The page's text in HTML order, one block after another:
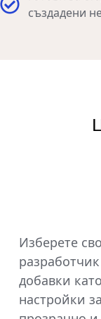
създадени
Изберете
добавки
настройки